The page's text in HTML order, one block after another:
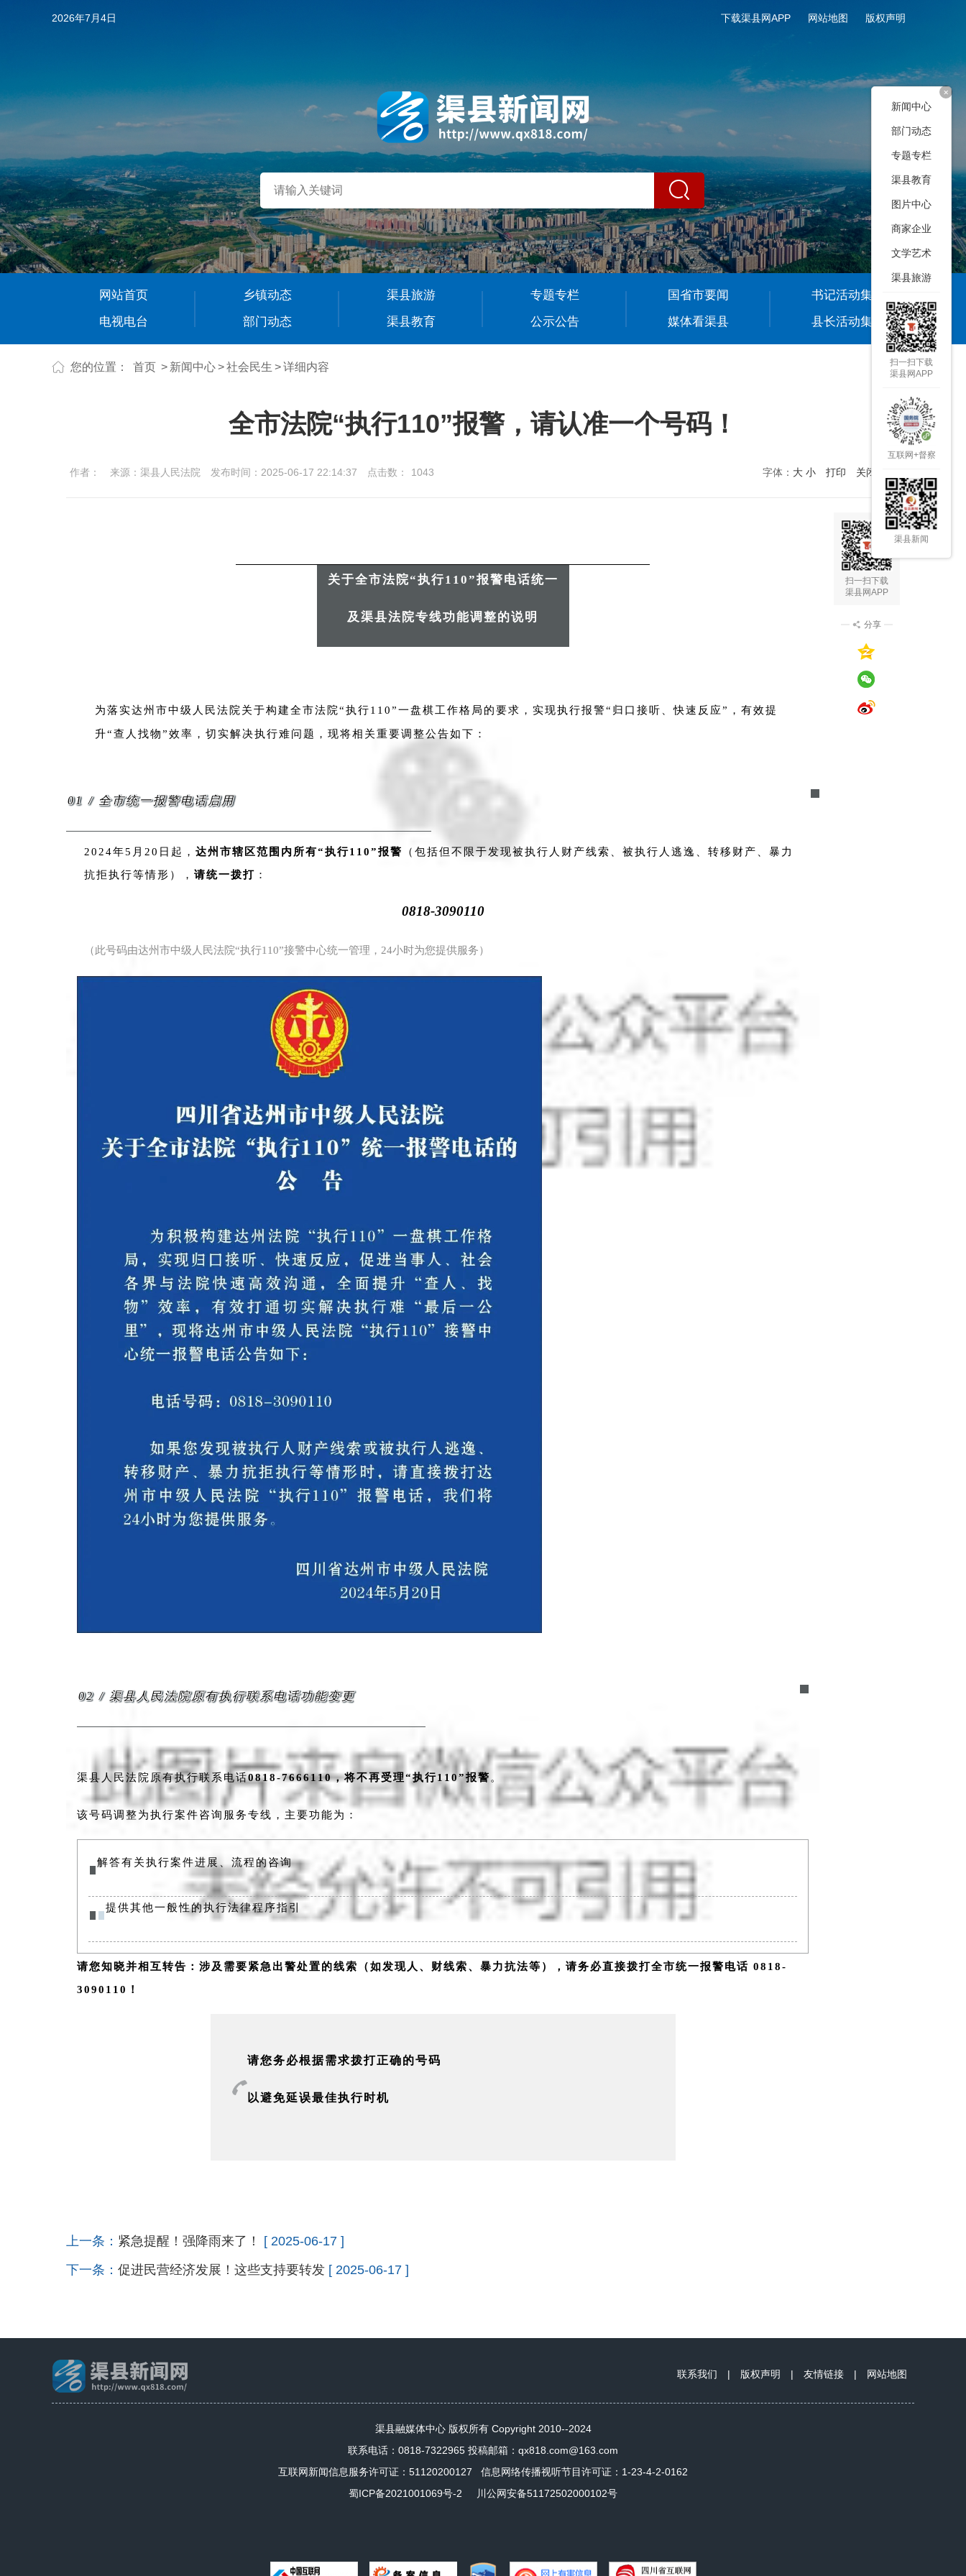
下载渠县网APP 网站地图 版权声明
2026年7月4日
网站首页 乡镇动态 渠县旅游 专题专栏 国省市要闻
书记活动集
电视电台
部门动态 渠县教育 公示公告 媒体看渠县 县长活动集
您的位置： 首页 > 新闻中心>社会民生 >详细内容
全市法院“执行110”报警，请认准一个号码！
字体： 大 小 打印 关闭本页
作者： 来源：渠县人民法院 发布时间：2025-06-17 22:14:37 点击数： 1043
扫一扫下载
渠县网APP
分享
关于全市法院“执行110”报警电话统一
及渠县法院专线功能调整的说明
为落实达州市中级人民法院关于构建全市法院“执行110”一盘棋工作格局的要求，实现执行报警“归口接听、快速反应”，有效提
升“查人找物”效率，切实解决执行难问题，现将相关重要调整公告如下：
01 / 全市统一报警电话启用
2024年5月20日起， 达州市辖区范围内所有“执行110”报警
（包括但不限于发现被执行人财产线索、被执行人逃逸、转移财产、暴力
抗拒执行等情形）， 请统一拨打 ：
0818-3090110
（此号码由达州市中级人民法院“执行110”接警中心统一管理，24小时为您提供服务）
02 / 渠县人民法院原有执行联系电话功能变更
渠县人民法院原有执行联系电话0818-7666110，将不再受理“执行110”报警 。
该号码调整为执行案件咨询服务专线，主要功能为：
解答有关执行案件进展、流程的咨询
提供其他一般性的执行法律程序指引
请您知晓并相互转告：涉及需要紧急出警处置的线索（如发现人、财线索、暴力抗法等），请务必直接拨打全市统一报警电话 0818-
3090110！
请您务必根据需求拨打正确的号码
以避免延误最佳执行时机
上一条： 紧急提醒！强降雨来了！
[ 2025-06-17 ]
下一条： 促进民营经济发展！这些支持要转发 [ 2025-06-17 ]
联系我们 | 版权声明 | 友情链接 | 网站地图
渠县融媒体中心 版权所有 Copyright 2010--2024
联系电话：0818-7322965 投稿邮箱：qx818.com@163.com
互联网新闻信息服务许可证： 51120200127
信息网络传播视听节目许可证：1-23-4-2-0162
蜀ICP备2021001069号-2
川公网安备51172502000102号
+
新闻中心
部门动态
专题专栏
渠县教育
图片中心
商家企业
文学艺术
渠县旅游
扫一扫下载
渠县网APP
互联网+督察
渠县新闻